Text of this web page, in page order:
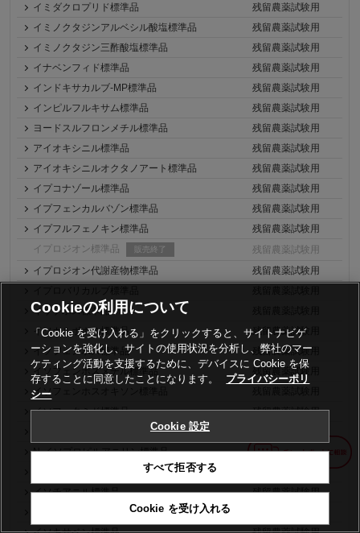
イミダクロプリド標準品
残留農薬試験用
イミノクタジンアルベシル酸塩標準品
残留農薬試験用
イミノクタジン三酢酸塩標準品
残留農薬試験用
イナベンフィド標準品
残留農薬試験用
インドキサカルブ-MP標準品
残留農薬試験用
インピルフルキサム標準品
残留農薬試験用
ヨードスルフロンメチル標準品
残留農薬試験用
アイオキシニル標準品
残留農薬試験用
アイオキシニルオクタノアート標準品
残留農薬試験用
イプコナゾール標準品
残留農薬試験用
イプフェンカルバゾン標準品
残留農薬試験用
イプフルフェノキン標準品
残留農薬試験用
イプロジオン標準品
販売終了
残留農薬試験用
イプロジオン代謝産物標準品
残留農薬試験用
イサゾホス標準品
イソカルボホス標準品
残留農薬試験用
イソフェンホス標準品
残留農薬試験用
イソフェンホスメチル標準品
残留農薬試験用
イソフェンホスオキソン標準品
イソフェタミド標準品
残留農薬試験用
イソフェタミド代謝産物C標準品
N-イソプロピルアニリン標準品
残留農薬試験用
イソピラザム標準品(異性体混合物)
イソチアニル標準品
残留農薬試験用
Cookieの利用について
「Cookie を受け入れる」をクリックすると、サイトナビゲ
ーションを強化し、サイトの使用状況を分析し、弊社のマー
ケティング活動を支援するために、デバイスに Cookie を保
存することに同意したことになります。
プライバシーポリ
シー
Cookie 設定
すべて拒否する
Cookie を受け入れる